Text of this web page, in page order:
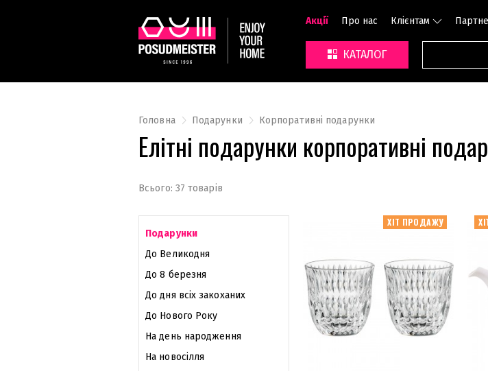
Акції Про нас Клієнтам
КАТАЛОГ
Головна Подарунки Корпоративні подарунки
Елітні подарунки корпоративні
Всього: 37 товарів
Подарунки
До Великодня
До 8 березня
До дня всіх закоханих
До Нового Року
На день народження
На новосілля
ХІТ ПРОДАЖУ